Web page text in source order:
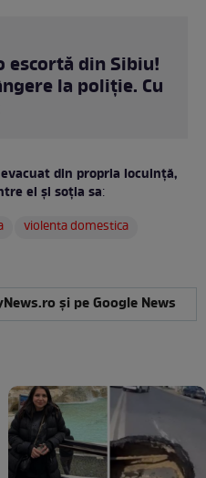
escortă din Sibiu!
la poliție. Cu
din propria locuință,
el și soția sa:
violenta domestica
și pe Google News